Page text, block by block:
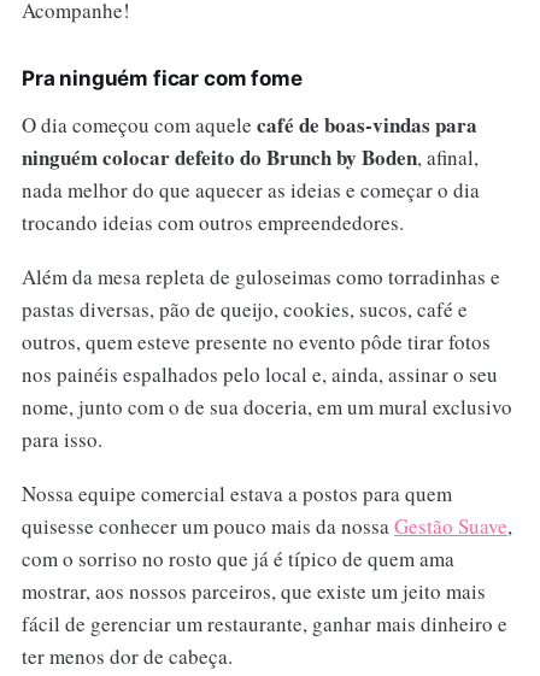
Acompanhe!
Pra ninguém ficar com fome
O dia começou com aquele café de boas-vindas para
ninguém colocar defeito do Brunch by Boden, afinal,
nada melhor do que aquecer as ideias e começar o dia
trocando ideias com outros empreendedores.
Além da mesa repleta de guloseimas como torradinhas e
pastas diversas, pão de queijo, cookies, sucos, café e
outros, quem esteve presente no evento pôde tirar fotos
nos painéis espalhados pelo local e, ainda, assinar o seu
nome, junto com o de sua doceria, em um mural exclusivo
para isso.
Nossa equipe comercial estava a postos para quem
quisesse conhecer um pouco mais da nossaGestão Suave,
com o sorriso no rosto que já é típico de quem ama
mostrar, aos nossos parceiros, que existe um jeito mais
fácil de gerenciar um restaurante, ganhar mais dinheiro e
ter menos dor de cabeça.